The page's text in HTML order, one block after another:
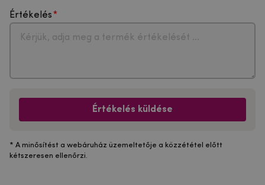
Értékelés
Értékelés küldése
* A minősítést a webáruház üzemeltetője a közzététel előtt
kétszeresen ellenőrzi.